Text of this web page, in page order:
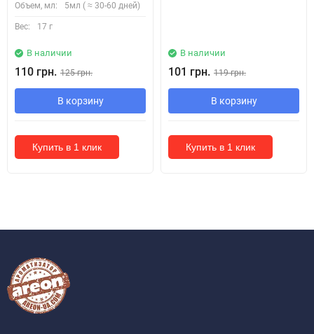
Объем, мл: 5мл ( ≈ 30-60 дней)
Вес: 17 г
В наличии
110 грн. 125 грн.
В корзину
Купить в 1 клик
В наличии
101 грн. 119 грн.
В корзину
Купить в 1 клик